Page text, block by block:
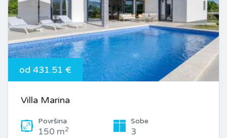
od 431.51 €
Villa Marina
Površina
150 m2
Sobe
3